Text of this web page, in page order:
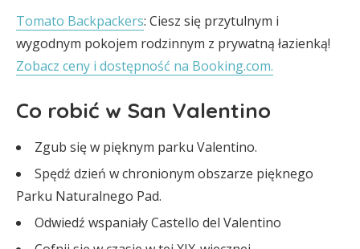
Tomato Backpackers: Ciesz się przytulnym i
wygodnym pokojem rodzinnym z prywatną łazienką!
Zobacz ceny i dostępność na Booking.com.
Co robić w San Valentino
Zgub się w pięknym parku Valentino.
Spędź dzień w chronionym obszarze pięknego
Parku Naturalnego Pad.
Odwiedź wspaniały Castello del Valentino